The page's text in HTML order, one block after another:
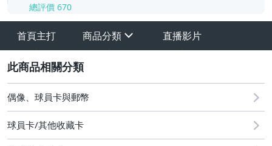
總評價 670
首頁主打 商品分類
ＭLB 美國職棒
NPB 日本職棒
直播影片
偶像、球員卡與郵幣
球員卡/其他收藏卡